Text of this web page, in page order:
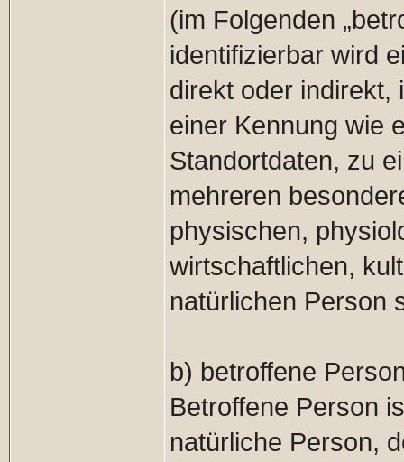
(im Folgenden
identifizierbar wird
direkt oder indirekt,
einer Kennung wie
Standortdaten, zu
mehreren
physischen,
wirtschaftlichen,
natürlichen Person
b) betroffene
Betroffene Person
natürliche Person,